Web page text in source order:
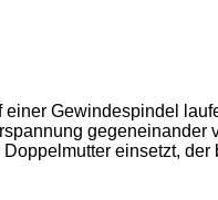
Gewindespindel
einsetzt,